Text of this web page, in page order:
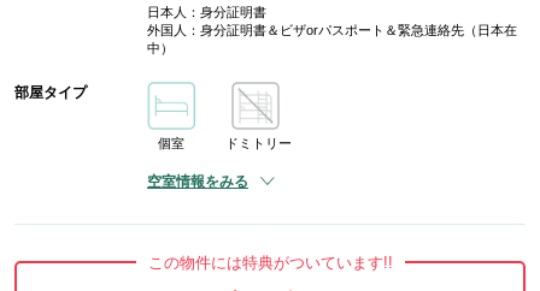
日本人：身分証明書
外国人：身分証明書＆ビザorパスポート＆緊急連絡先（日本在
中）
部屋タイプ
個室 ドミトリー
空室情報をみる
この物件には特典がついています!!